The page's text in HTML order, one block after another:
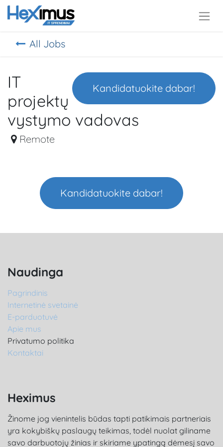
All Jobs
Kandidatuokite dabar!
IT
projektų
vystymo vadovas
Remote
Kandidatuokite dabar!
Naudinga
Pagrindinis
Internetinė svetainė
E-parduotuvė
Apie mus
Privatumo politika
Kontaktai
Heximus
Žinome jog vienintelis būdas tapti patikimais partneriais
yra kokybiškų paslaugų teikimas, todėl nuolat giliname
savo darbuotojų žinias ir skiriame ypatingą dėmesį savo